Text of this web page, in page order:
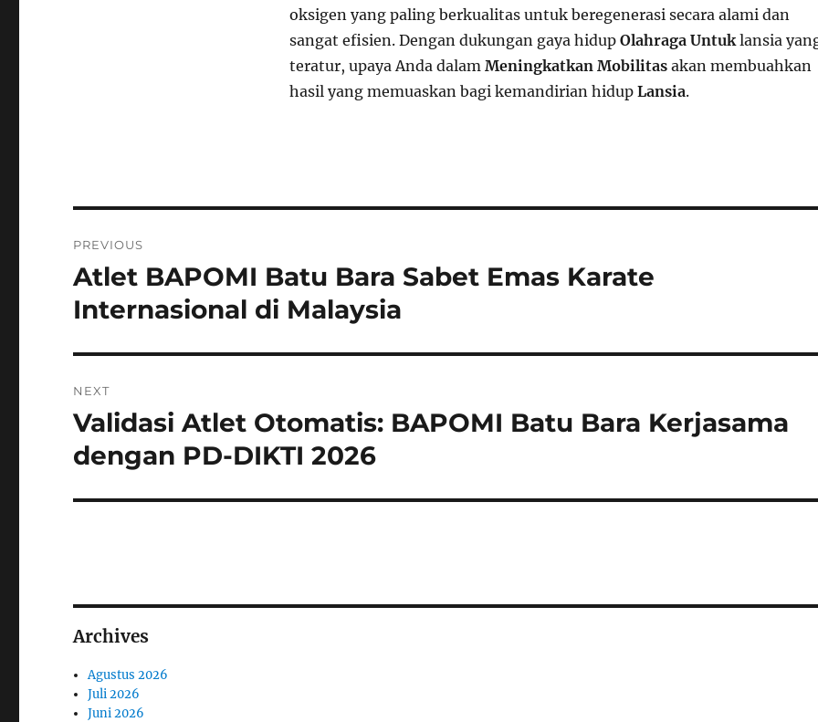
oksigen yang paling berkualitas untuk beregenerasi secara alami dan
sangat efisien. Dengan dukungan gaya hidup Olahraga Untuklansia
teratur, upaya Anda dalam Meningkatkan Mobilitasakan membuahkan
hasil yang memuaskan bagi kemandirian hidup Lansia.
pos
PREVIOUS
Previous
post:
Atlet BAPOMI Batu Bara Sabet Emas Karate
Internasional di Malaysia
NEXT
Next
post:
Validasi Atlet Otomatis: BAPOMI Batu Bara Kerjasama
dengan PD-DIKTI 2026
Archives
Agustus 2026
Juli 2026
Juni 2026